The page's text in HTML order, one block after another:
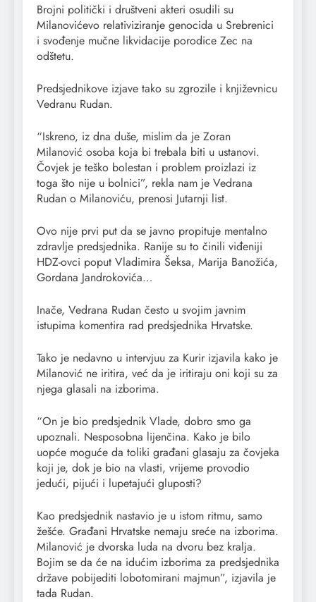
Brojni politički i društveni akteri osudili su
Milanovićevo relativiziranje genocida u Srebrenici
i svođenje mučne likvidacije porodice Zec na
odštetu.
Predsjednikove izjave tako su zgrozile i književnicu
Vedranu Rudan.
“Iskreno, iz dna duše, mislim da je Zoran
Milanović osoba koja bi trebala biti u ustanovi.
Čovjek je teško bolestan i problem proizlazi iz
toga što nije u bolnici”, rekla nam je Vedrana
Rudan o Milanoviću, prenosi Jutarnji list.
Ovo nije prvi put da se javno propituje mentalno
zdravlje predsjednika. Ranije su to činili viđeniji
HDZ-ovci poput Vladimira Šeksa, Marija Banožića,
Gordana Jandrokovića…
Inače, Vedrana Rudan često u svojim javnim
istupima komentira rad predsjednika Hrvatske.
Tako je nedavno u intervjuu za Kurir izjavila kako je
Milanović ne iritira, već da je iritiraju oni koji su za
njega glasali na izborima.
“On je bio predsjednik Vlade, dobro smo ga
upoznali. Nesposobna lijenčina. Kako je bilo
uopće moguće da toliki građani glasaju za čovjeka
koji je, dok je bio na vlasti, vrijeme provodio
jedući, pijući i lupetajući gluposti?
Kao predsjednik nastavio je u istom ritmu, samo
žešće. Građani Hrvatske nemaju sreće na izborima.
Milanović je dvorska luda na dvoru bez kralja.
Bojim se da će na idućim izborima za predsjednika
države pobijediti lobotomirani majmun”, izjavila je
tada Rudan.